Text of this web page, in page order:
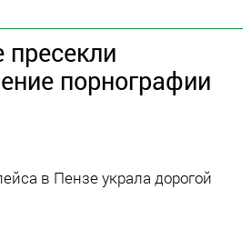
пресекли
порнографии
в Пензе украла дорогой